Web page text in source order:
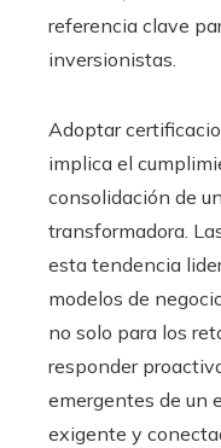
referencia clave
inversionistas.
Adoptar
implica el
consolidación de
transformadora.
esta tendencia
modelos de
no solo para los
responder
emergentes de un
exigente y